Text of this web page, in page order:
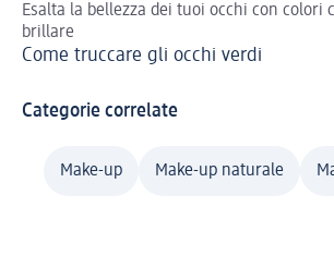
Esalta la bellezza dei tuoi occhi con colori
brillare
Come truccare gli occhi verdi
Categorie correlate
Make-up Make-up naturale